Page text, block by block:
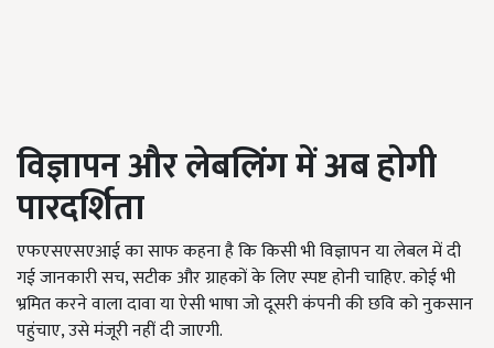
विज्ञापन और लेबलिंग में अब होगी
पारदर्शिता
एफएसएसएआई का साफ कहना है कि किसी भी विज्ञापन या लेबल में दी
गई जानकारी सच, सटीक और ग्राहकों के लिए स्पष्ट होनी चाहिए. कोई भी
भ्रमित करने वाला दावा या ऐसी भाषा जो दूसरी कंपनी की छवि को नुकसान
पहुंचाए, उसे मंजूरी नहीं दी जाएगी.